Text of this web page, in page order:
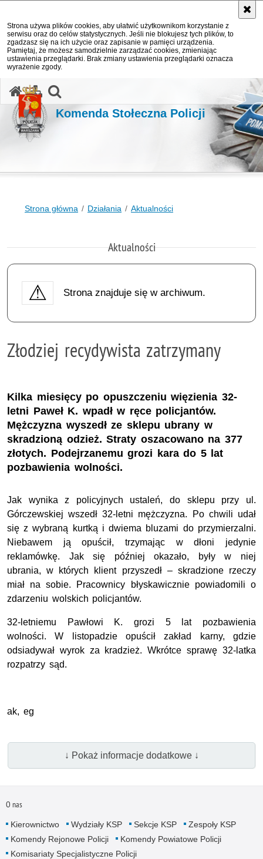
Strona używa plików cookies, aby ułatwić użytkownikom korzystanie z
serwisu oraz do celów statystycznych. Jeśli nie blokujesz tych plików, to
zgadzasz się na ich użycie oraz zapisanie w pamięci urządzenia.
Pamiętaj, że możesz samodzielnie zarządzać cookies, zmieniając
ustawienia przeglądarki. Brak zmiany ustawienia przeglądarki oznacza
wyrażenie zgody.
Komenda Stołeczna Policji
Strona główna Działania Aktualności
Aktualności
Strona znajduje się w archiwum.
Złodziej recydywista zatrzymany
Kilka miesięcy po opuszczeniu więzienia 32-
letni Paweł K. wpadł w ręce policjantów.
Mężczyzna wyszedł ze sklepu ubrany w
skradzioną odzież. Straty oszacowano na 377
złotych. Podejrzanemu grozi kara do 5 lat
pozbawienia wolności.
Jak wynika z policyjnych ustaleń, do sklepu przy ul.
Górczewskiej wszedł 32-letni mężczyzna. Po chwili udał
się z wybraną kurtką i dwiema bluzami do przymierzalni.
Niebawem ją opuścił, trzymając w dłoni jedynie
reklamówkę. Jak się później okazało, były w niej
ubrania, w których klient przyszedł – skradzione rzeczy
miał na sobie. Pracownicy błyskawicznie powiadomili o
zdarzeniu wolskich policjantów.
32-letniemu Pawłowi K. grozi 5 lat pozbawienia
wolności. W listopadzie opuścił zakład karny, gdzie
odsiadywał wyrok za kradzież. Wkrótce sprawę 32-latka
rozpatrzy sąd.
ak, eg
↓ Pokaż informacje dodatkowe ↓
O nas
Kierownictwo Wydziały KSP Sekcje KSP
Zespoły KSP
Komendy Rejonowe Policji
Komendy Powiatowe Policji
Komisariaty Specjalistyczne Policji